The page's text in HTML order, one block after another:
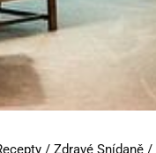
/ Zdravé Snídaně /